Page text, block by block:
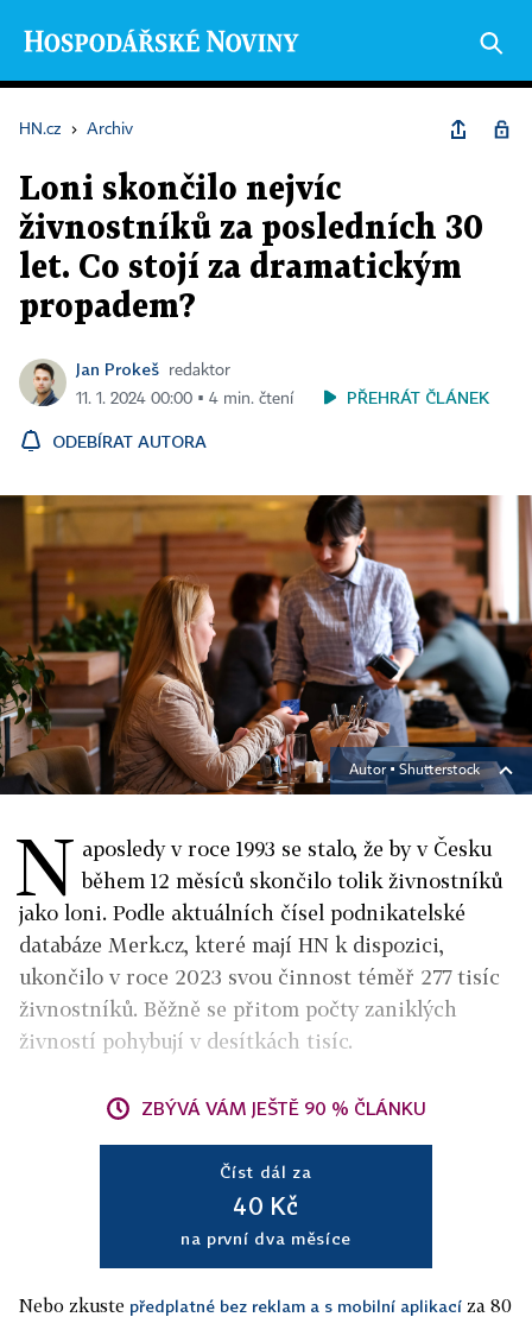
HN.cz › Archiv
Loni skončilo nejvíc
živnostníků za posledních 30
let. Co stojí za dramatickým
propadem?
Jan Prokeš
redaktor
11. 1. 2024 00:00 ▪ 4 min. čtení
PŘEHRÁT ČLÁNEK
ODEBÍRAT AUTORA
Autor ▪ Shutterstock
N aposledy v roce 1993 se stalo, že by v Česku
během 12 měsíců skončilo tolik živnostníků
jako loni. Podle aktuálních čísel podnikatelské
databáze Merk.cz, které mají HN k dispozici,
ukončilo v roce 2023 svou činnost téměř 277 tisíc
živnostníků. Běžně se přitom počty zaniklých
živností pohybují v desítkách tisíc.
ZBÝVÁ VÁM JEŠTĚ 90 % ČLÁNKU
Číst dál za
40 Kč
na první dva měsíce
Nebo zkuste předplatné bez reklam a s mobilní aplikací za 80